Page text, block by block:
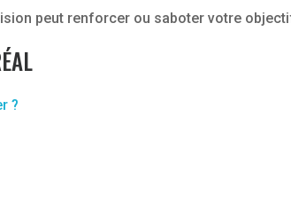
peut renforcer ou saboter votre
?